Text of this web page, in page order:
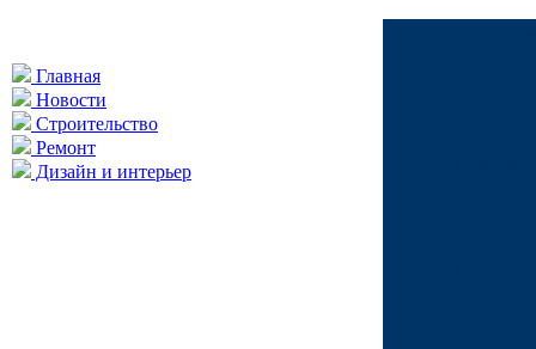
Главная
Новости
Строительство
Ремонт
Дизайн и интерьер